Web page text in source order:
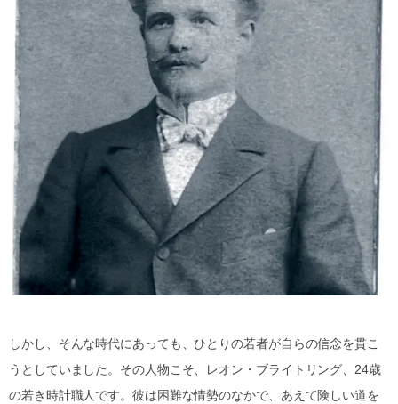
しかし、そんな時代にあっても、ひとりの若者が自らの信念を貫こ
うとしていました。その人物こそ、レオン・ブライトリング、24歳
の若き時計職人です。彼は困難な情勢のなかで、あえて険しい道を